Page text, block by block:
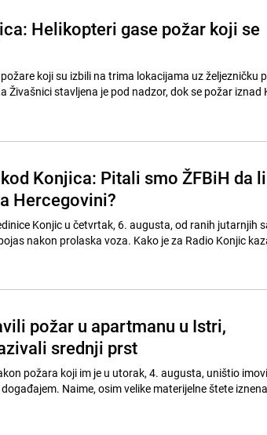
Helikopteri gase požar koji se
koji su izbili na trima lokacijama uz željezničku
Živašnici stavljena je pod nadzor, dok se požar iznad
Konjica: Pitali smo ŽFBiH da li
Hercegovini?
Konjic u četvrtak, 6. augusta, od ranih jutarnjih
nakon prolaska voza. Kako je za Radio Konjic
požar u apartmanu u Istri,
srednji prst
požara koji im je u utorak, 4. augusta, uništio
Naime, osim velike materijelne štete